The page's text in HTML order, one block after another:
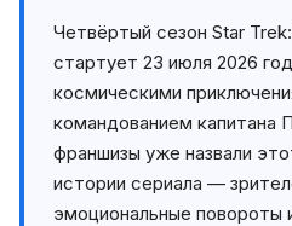
Четвёртый сезон Star
стартует 23 июля 2026
космическими
командованием капитана
франшизы уже назвали
истории сериала —
эмоциональные повороты